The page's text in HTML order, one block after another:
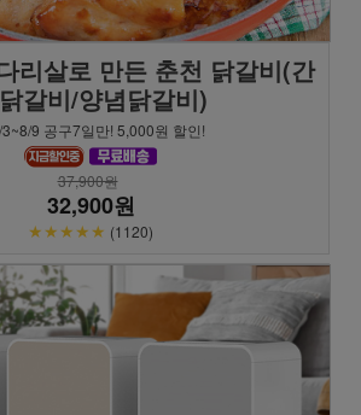
리살로 만든 춘천 닭갈비(간
갈비/양념닭갈비)
9 공구7일만! 5,000원 할인!
37,900원
32,900원
★★★★★ (1120)